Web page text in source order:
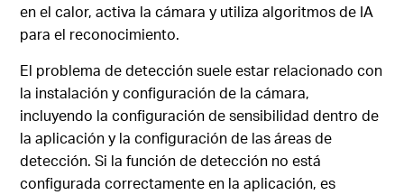
en el calor, activa la cámara y utiliza algoritmos de IA
para el reconocimiento.
El problema de detección suele estar relacionado con
la instalación y configuración de la cámara,
incluyendo la configuración de sensibilidad dentro de
la aplicación y la configuración de las áreas de
detección. Si la función de detección no está
configurada correctamente en la aplicación, es